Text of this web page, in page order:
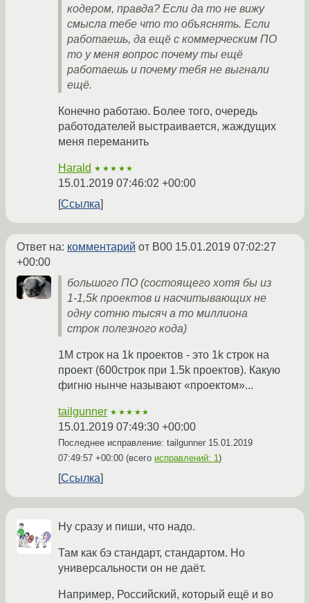
кодером, правда? Если да то не вижу
смысла тебе что то объяснять. Если
работаешь, да ещё с коммерческим ПО
то у меня вопрос почему ты ещё
работаешь и почему тебя не выгнали
ещё.
Конечно работаю. Более того, очередь
работодателей выстраивается, жаждущих
меня переманить
Harald ★★★★★
15.01.2019 07:46:02 +00:00
Ссылка
Ответ на: комментарий от B00 15.01.2019 07:02:27
+00:00
большого ПО (состоящего хотя бы из
1-1,5k проектов и насчитывающих не
одну сотню тысяч а то миллиона
строк полезного кода)
1M строк на 1k проектов - это 1k строк на
проект (600строк при 1.5k проектов). Какую
фигню нынче называют «проектом»...
tailgunner ★★★★★
15.01.2019 07:49:30 +00:00
Последнее исправление: tailgunner 15.01.2019
07:49:57 +00:00 (всего исправлений: 1)
Ссылка
Ну сразу и пиши, что надо.
Там как бэ стандарт, стандартом. Но
универсальности он не даёт.
Например, Российский, который ещё и во